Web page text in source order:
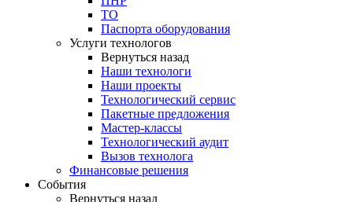
ТО
Паспорта оборудования
Услуги технологов
Вернуться назад
Наши технологи
Наши проекты
Технологический сервис
Пакетные предложения
Мастер-классы
Технологический аудит
Вызов технолога
Финансовые решения
События
Вернуться назад